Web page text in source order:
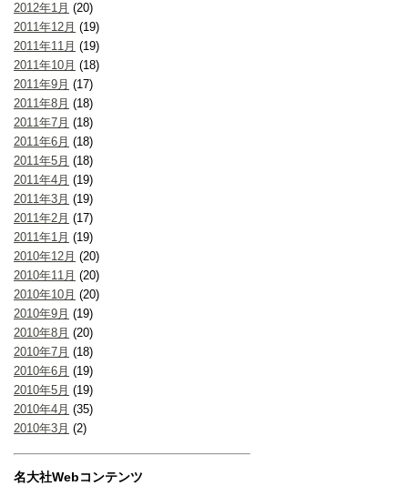
2012年1月 (20)
2011年12月 (19)
2011年11月 (19)
2011年10月 (18)
2011年9月 (17)
2011年8月 (18)
2011年7月 (18)
2011年6月 (18)
2011年5月 (18)
2011年4月 (19)
2011年3月 (19)
2011年2月 (17)
2011年1月 (19)
2010年12月 (20)
2010年11月 (20)
2010年10月 (20)
2010年9月 (19)
2010年8月 (20)
2010年7月 (18)
2010年6月 (19)
2010年5月 (19)
2010年4月 (35)
2010年3月 (2)
名大社Webコンテンツ